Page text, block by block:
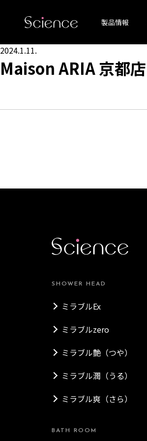
製品情報
2024.1.11.
Maison ARIA 京都店
SHOWER HEAD
ミラブルEx
ミラブルzero
ミラブル艶（つや）
ミラブル潤（うる）
ミラブル爽（さら）
BATH ROOM